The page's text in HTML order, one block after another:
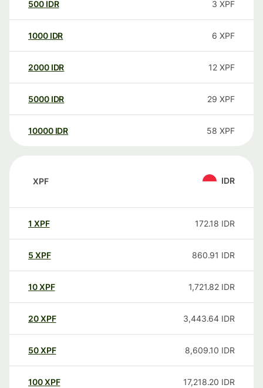
500 IDR 3 XPF
1000 IDR 6 XPF
2000 IDR 12 XPF
5000 IDR 29 XPF
10000 IDR 58 XPF
XPF IDR
1 XPF 172.18 IDR
5 XPF 860.91 IDR
10XPF 1,721.82 IDR
20XPF 3,443.64 IDR
50XPF 8,609.10 IDR
100XPF 17,218.20 IDR